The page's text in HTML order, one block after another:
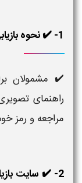
1- ✔️ نحوه بازیابی کد سخا سربازی چگونه است؟
✔️ مشمولان
راهنمای
مراجعه و رمز
2- ✔️ سایت